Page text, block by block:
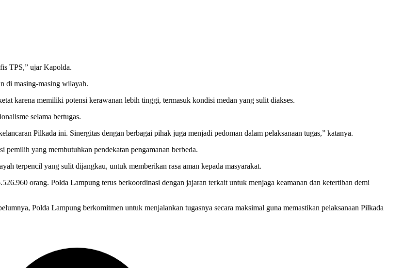
TPS,” ujar Kapolda.
di masing-masing wilayah.
karena memiliki potensi kerawanan lebih tinggi, termasuk kondisi medan yang sulit diakses.
selama bertugas.
Pilkada ini. Sinergitas dengan berbagai pihak juga menjadi pedoman dalam pelaksanaan tugas,” katanya.
pemilih yang membutuhkan pendekatan pengamanan berbeda.
terpencil yang sulit dijangkau, untuk memberikan rasa aman kepada masyarakat.
orang. Polda Lampung terus berkoordinasi dengan jajaran terkait untuk menjaga keamanan dan ketertiban demi
Polda Lampung berkomitmen untuk menjalankan tugasnya secara maksimal guna memastikan pelaksanaan Pilkada